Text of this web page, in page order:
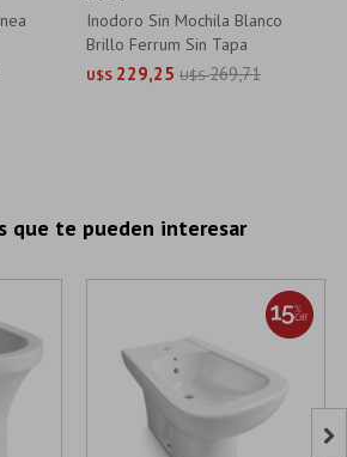
Inodoro Sin Mochila Blanco
Brillo Ferrum Sin Tapa
U$S 229,25 U$S 269,71
que te pueden interesar
